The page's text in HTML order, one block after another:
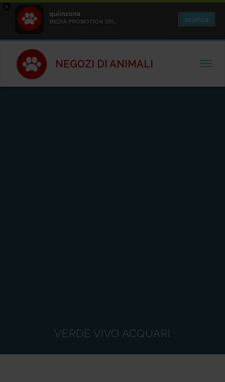
×
quiinzona
MEDIA PROMOTION SRL scarica
NEGOZI DI ANIMALI
VERDE VIVO ACQUARI